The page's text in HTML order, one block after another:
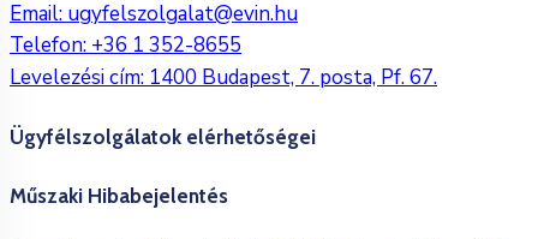
Email: ugyfelszolgalat@evin.hu
Telefon: +36 1 352-8655
Levelezési cím: 1400 Budapest, 7. posta, Pf. 67.
Ügyfélszolgálatok elérhetőségei
Műszaki Hibabejelentés